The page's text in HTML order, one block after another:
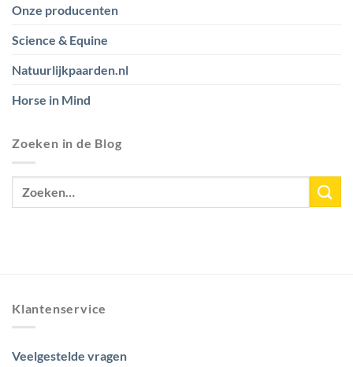
Onze producenten
Science & Equine
Natuurlijkpaarden.nl
Horse in Mind
Zoeken in de Blog
Klantenservice
Veelgestelde vragen